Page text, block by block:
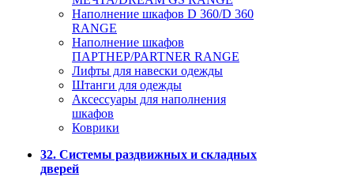
Наполнение шкафов D 360/D 360
RANGE
Наполнение шкафов
ПАРТНЕР/PARTNER RANGE
Лифты для навески одежды
Штанги для одежды
Аксессуары для наполнения
шкафов
Коврики
32. Системы раздвижных и складных
дверей